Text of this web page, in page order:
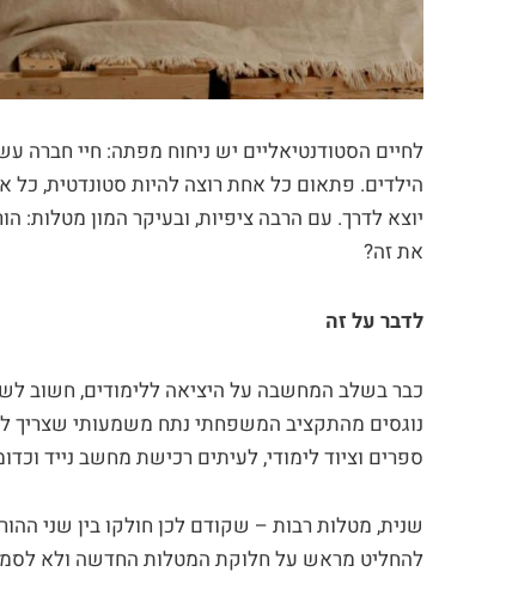
לחיים הסטודנטיאליים יש ניחוח מפתה: חיי חברה
הילדים. פתאום כל אחת רוצה להיות סטונדטית,
יוצא לדרך. עם הרבה ציפיות, ובעיקר המון מטלות:
את זה?
לדבר על זה
כבר בשלב המחשבה על היציאה ללימודים, חשוב
נוגסים מהתקציב המשפחתי נתח משמעותי שצריך
ספרים וציוד לימודי, לעיתים רכישת מחשב נייד
שנית, מטלות רבות – שקודם לכן חולקו בין שני
להחליט מראש על חלוקת המטלות החדשה ולא